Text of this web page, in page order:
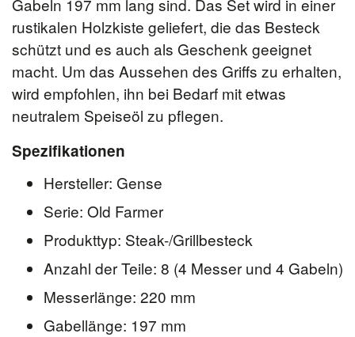
Gabeln 197 mm lang sind. Das Set wird in einer
rustikalen Holzkiste geliefert, die das Besteck
schützt und es auch als Geschenk geeignet
macht. Um das Aussehen des Griffs zu erhalten,
wird empfohlen, ihn bei Bedarf mit etwas
neutralem Speiseöl zu pflegen.
Spezifikationen
Hersteller: Gense
Serie: Old Farmer
Produkttyp: Steak-/Grillbesteck
Anzahl der Teile: 8 (4 Messer und 4 Gabeln)
Messerlänge: 220 mm
Gabellänge: 197 mm